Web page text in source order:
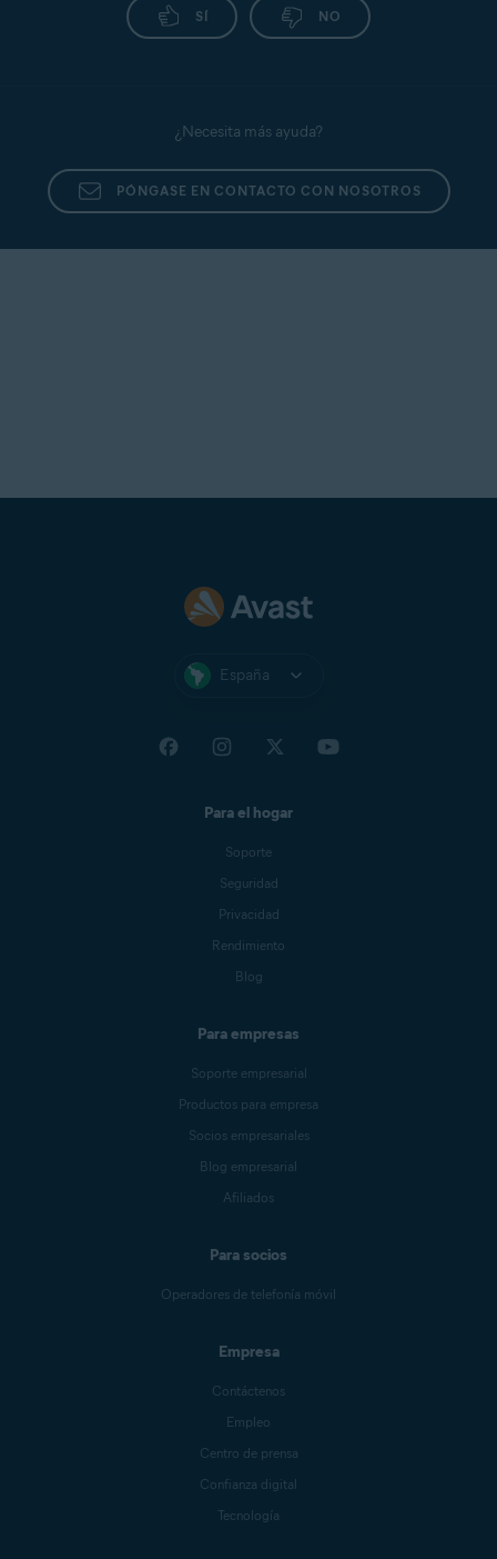
SÍ NO
¿Necesita más ayuda?
PÓNGASE EN CONTACTO CON NOSOTROS
España
Para el hogar
Soporte
Seguridad
Privacidad
Rendimiento
Blog
Para empresas
Soporte empresarial
Productos para empresa
Socios empresariales
Blog empresarial
Afiliados
Para socios
Operadores de telefonía móvil
Empresa
Contáctenos
Empleo
Centro de prensa
Confianza digital
Tecnología